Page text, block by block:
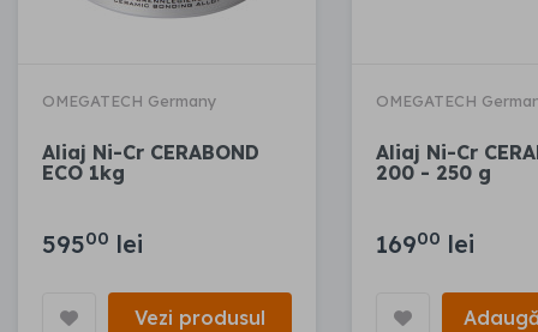
OMEGATECH Germany
Aliaj Ni-Cr CERABOND
ECO 1kg
59500 lei
Vezi produsul
OMEGATECH
Aliaj Ni-Cr
200 - 250 g
16900 lei